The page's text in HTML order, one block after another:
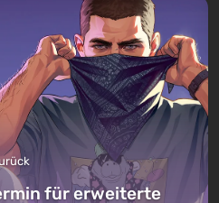
für erweiterte